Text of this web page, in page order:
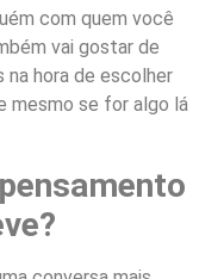
com quem você
vai gostar de
na hora de escolher
mesmo se for algo lá